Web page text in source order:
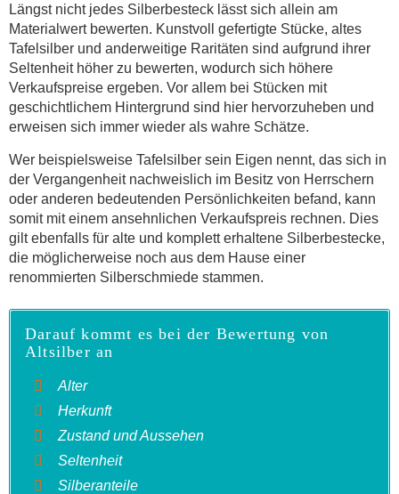
Längst nicht jedes Silberbesteck lässt sich allein am
Materialwert bewerten. Kunstvoll gefertigte Stücke, altes
Tafelsilber und anderweitige Raritäten sind aufgrund ihrer
Seltenheit höher zu bewerten, wodurch sich höhere
Verkaufspreise ergeben. Vor allem bei Stücken mit
geschichtlichem Hintergrund sind hier hervorzuheben und
erweisen sich immer wieder als wahre Schätze.
Wer beispielsweise Tafelsilber sein Eigen nennt, das sich in
der Vergangenheit nachweislich im Besitz von Herrschern
oder anderen bedeutenden Persönlichkeiten befand, kann
somit mit einem ansehnlichen Verkaufspreis rechnen. Dies
gilt ebenfalls für alte und komplett erhaltene Silberbestecke,
die möglicherweise noch aus dem Hause einer
renommierten Silberschmiede stammen.
Darauf kommt es bei der Bewertung von
Altsilber an
Alter
Herkunft
Zustand und Aussehen
Seltenheit
Silberanteile